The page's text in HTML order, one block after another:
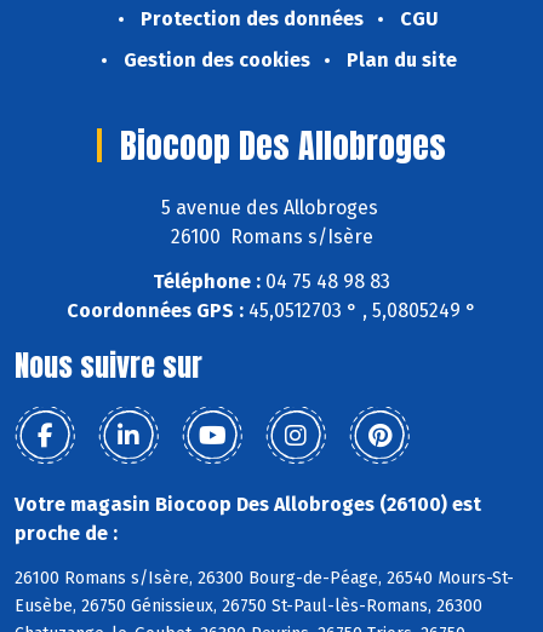
Protection des données
CGU
Gestion des cookies
Plan du site
Biocoop Des Allobroges
5 avenue des Allobroges
26100 Romans s/Isère
Téléphone : 04 75 48 98 83
Coordonnées GPS : 45,0512703 ° , 5,0805249 °
Nous suivre sur
Votre magasin Biocoop Des Allobroges (26100) est
proche de :
26100 Romans s/Isère, 26300 Bourg-de-Péage, 26540 Mours-St-
Eusèbe, 26750 Génissieux, 26750 St-Paul-lès-Romans, 26300